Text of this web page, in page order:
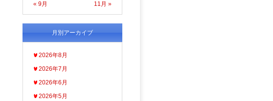
« 9月 11月 »
月別アーカイブ
2026年8月
2026年7月
2026年6月
2026年5月